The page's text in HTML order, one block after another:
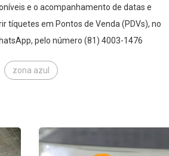
e o acompanhamento de datas e
tíquetes em Pontos de Venda (PDVs), no
pelo número (81) 4003-1476
zona azul